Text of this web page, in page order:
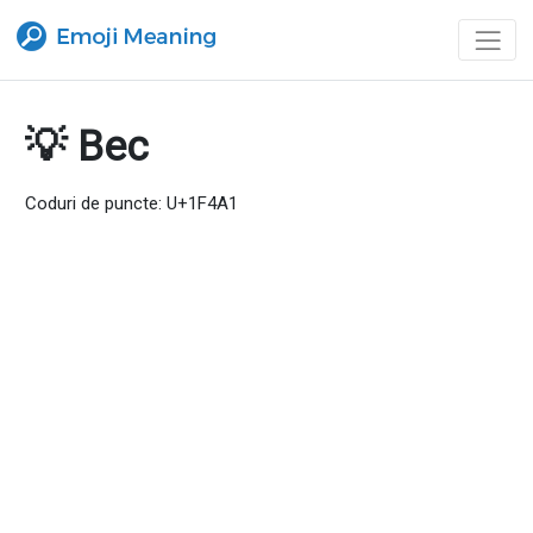
💡 Bec
Coduri de puncte: U+1F4A1